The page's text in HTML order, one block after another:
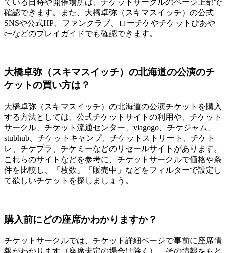
確認できます。また、大橋卓弥（スキマスイッチ）の公式
SNSや公式HP、ファンクラブ、ローチケやチケットぴあや
e+などのプレイガイドでも確認できます。
大橋卓弥（スキマスイッチ）の北海道の公演のチ
ケットの買い方は？
大橋卓弥（スキマスイッチ）の北海道の公演チケットを購入
する方法としては、公式チケットサイトの利用や、チケット
サークル、チケット流通センター、viagogo、チケジャム、
stubhub、チケットキャンプ、チケットストリート、チケト
レ、チケプラ、チケミーなどのリセールサイトがあります。
これらのサイトなどを参考に、チケットサークルで価格や条
件を比較し、「枚数」「販売中」などをフィルターで設定し
て欲しいチケットを探しましょう。
購入前にどの座席かわかりますか？
チケットサークルでは、チケット詳細ページで事前に座席情
報がわかります（座席未定の場合は除く）。その情報をもと